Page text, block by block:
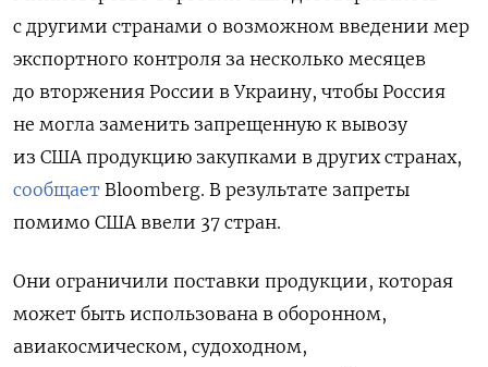
с другими странами о возможном введении мер
экспортного контроля за несколько месяцев
до вторжения России в Украину, чтобы Россия
не могла заменить запрещенную к вывозу
из США продукцию закупками в других странах,
сообщает Bloomberg. В результате запреты
помимо США ввели 37 стран.
Они ограничили поставки продукции, которая
может быть использована в оборонном,
авиакосмическом, судоходном,